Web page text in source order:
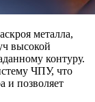
металла,
высокой
контуру.
ЧПУ, что
и позволяет